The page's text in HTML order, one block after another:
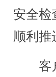
安全检
顺利推
客户